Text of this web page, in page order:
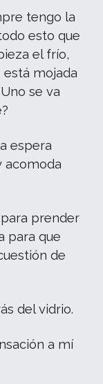
tengo la
esto que
el frío,
está mojada
se va
espera
acomoda
prender
para que
de
del vidrio.
a mí